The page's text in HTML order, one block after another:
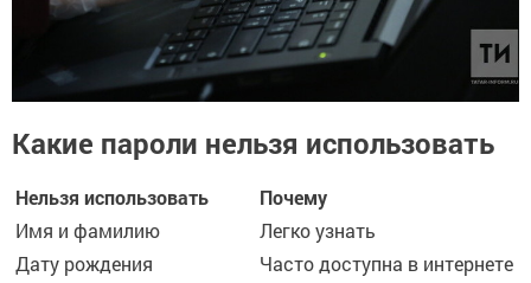
Какие пароли нельзя использовать
Нельзя использовать
Почему
Имя и фамилию
Легко узнать
Дату рождения
Часто доступна в интернете